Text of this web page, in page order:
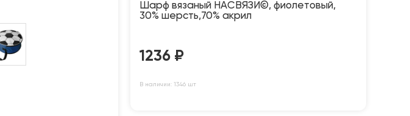
Шарф вязаный НАСВЯЗИ©, фиолетовый,
30% шерсть,70% акрил
1236 ₽
В наличии: 1346 шт